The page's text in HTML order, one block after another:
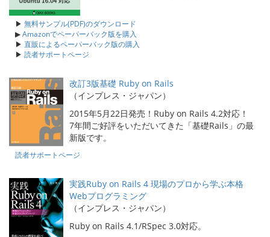
▶ 無料サンプル(PDF)のダウンロード
▶Amazonでペーパーバック版を購入
▶ 直販によるペーパーバック版の購入
▶ 読者サポートページ
改訂3版基礎 Ruby on Rails
（インプレス・ジャパン）
2015年5月22日発売！Ruby on Rails 4.2対応！
7年間ご好評をいただいてきた「基礎Rails」の最
新版です。
読者サポートページ
実践Ruby on Rails 4 現場のプロから学ぶ本格
Webプログラミング
（インプレス・ジャパン）
Ruby on Rails 4.1/RSpec 3.0対応。